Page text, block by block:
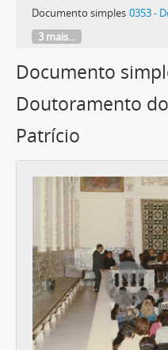
Documento simples 0353 -
3 mais...
Documento
Doutoramento
Patrício